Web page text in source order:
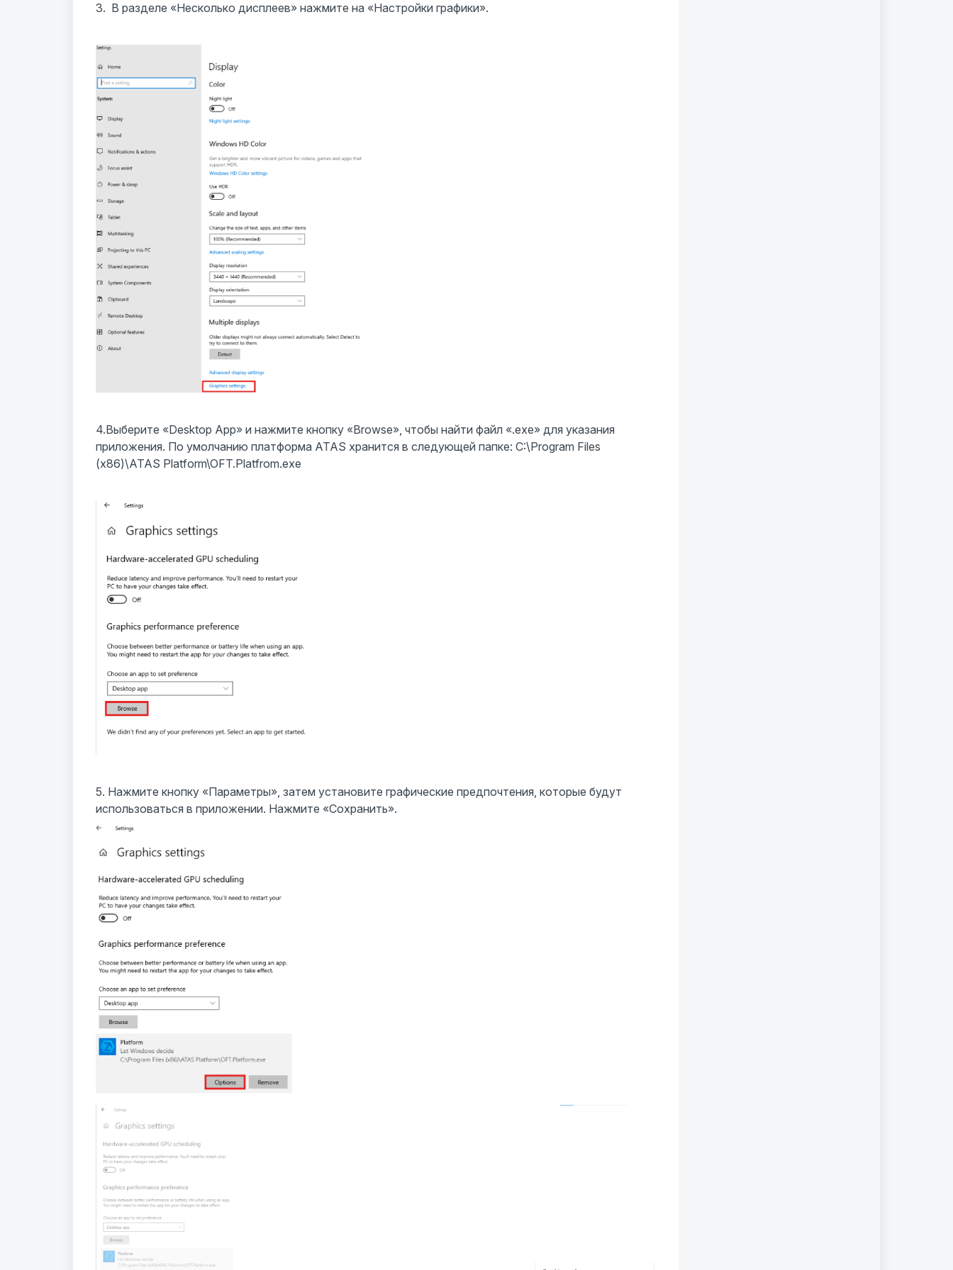
3. В разделе «Несколько дисплеев» нажмите на «Настройки графики».
4.Выберите «Desktop App» и нажмите кнопку «Browse», чтобы найти файл «.exe» для указания
приложения. По умолчанию платформа ATAS хранится в следующей папке: C:\Program Files
(x86)\ATAS Platform\OFT.Platfrom.exe
5. Нажмите кнопку «Параметры», затем установите графические предпочтения, которые будут
использоваться в приложении. Нажмите «Сохранить».